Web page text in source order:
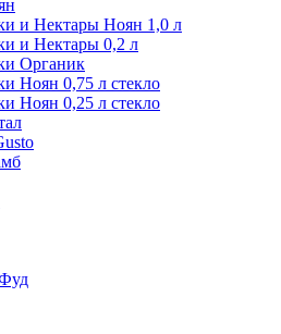
и Нектары Ноян 1,0 л
и Нектары 0,2 л
Органик
Ноян 0,75 л стекло
Ноян 0,25 л стекло